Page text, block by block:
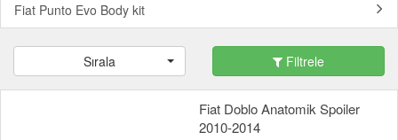
Fiat Punto Evo Body kit
Sırala Filtrele
Fiat Doblo Anatomik Spoiler
2010-2014